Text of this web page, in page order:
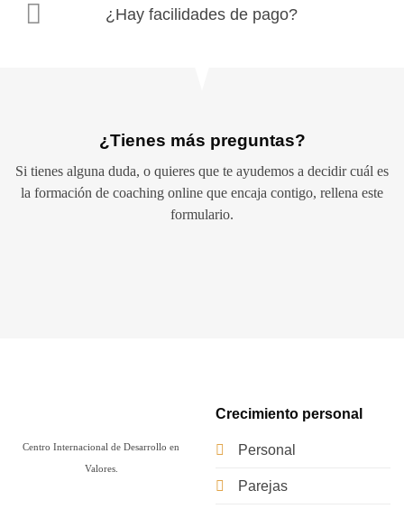
¿Hay facilidades de pago?
¿Tienes más preguntas?
Si tienes alguna duda, o quieres que te ayudemos a decidir cuál es
la formación de coaching online que encaja contigo, rellena este
formulario.
Centro Internacional de Desarrollo en
Valores.
Crecimiento personal
Personal
Parejas